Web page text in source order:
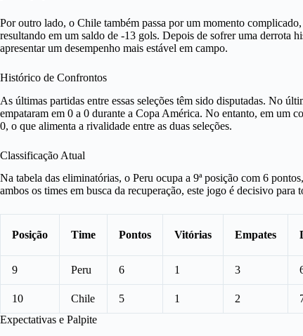
Por outro lado, o Chile também passa por um momento
resultando em um saldo de -13 gols. Depois de sofrer uma derrota
apresentar um desempenho mais estável em campo.
Histórico de Confrontos
As últimas partidas entre essas seleções têm sido disputadas. No
empataram em 0 a 0 durante a Copa América. No entanto, em um
0, o que alimenta a rivalidade entre as duas seleções.
Classificação Atual
Na tabela das eliminatórias, o Peru ocupa a 9ª posição com 6
ambos os times em busca da recuperação, este jogo é decisivo para
Posição Time Pontos Vitórias Empates
9 Peru 6 1 3
10 Chile 5 1 2
Expectativas e Palpite